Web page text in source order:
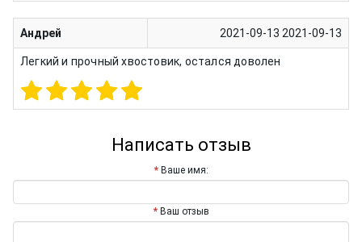
Андрей 2021-09-13 2021-09-13
Легкий и прочный хвостовик, остался доволен
Написать отзыв
Ваше имя:
Ваш отзыв